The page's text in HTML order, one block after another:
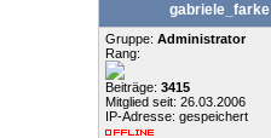
gabriele_farke
Gruppe: Administrator
Rang:
Beiträge: 3415
Mitglied seit: 26.03.2006
IP-Adresse: gespeichert